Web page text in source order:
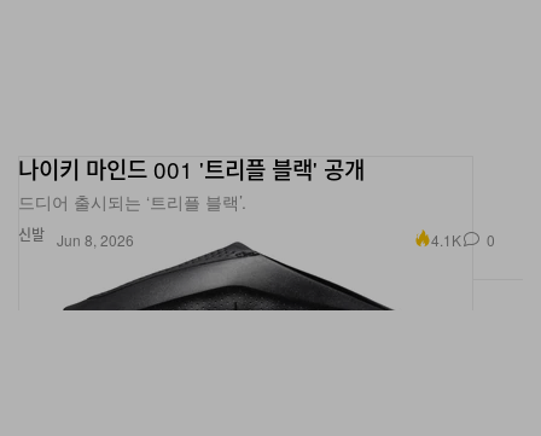
신발
드디어 출시되는 ‘트리플 블랙’.
Jun 8, 2026